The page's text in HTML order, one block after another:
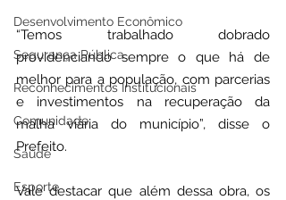
Desenvolvimento Econômico
Segurança Pública
Reconhecimentos Institucionais
Comunidade
Saúde
Esporte
“Temos trabalhado dobrado
providenciando sempre o que há de
melhor para a população, com parcerias
e investimentos na recuperação da
malha viária do município”, disse o
Prefeito.
Vale destacar que além dessa obra, os